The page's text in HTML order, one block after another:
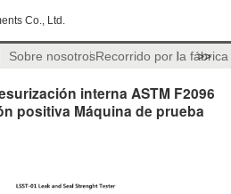
Co., Ltd.
Sobre nosotrosRecorrido por la fábrica
>>
interna ASTM F2096
positiva Máquina de prueba